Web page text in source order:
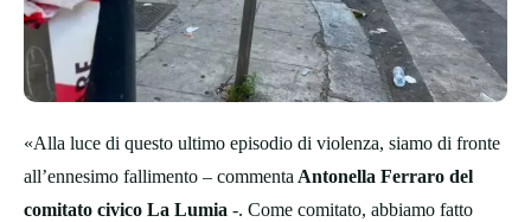
«Alla luce di questo ultimo episodio di violenza, siamo di fronte
all’ennesimo fallimento – commenta Antonella Ferraro del
comitato civico La Lumia -. Come comitato, abbiamo fatto